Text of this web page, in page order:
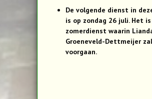
De volgende dienst in
is op zondag 26 juli. Het
zomerdienst waarin
Groeneveld-Dettmeijer zal
voorgaan.